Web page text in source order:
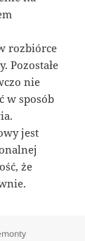
rozbiórce
Pozostałe
nie
w sposób
jest
że